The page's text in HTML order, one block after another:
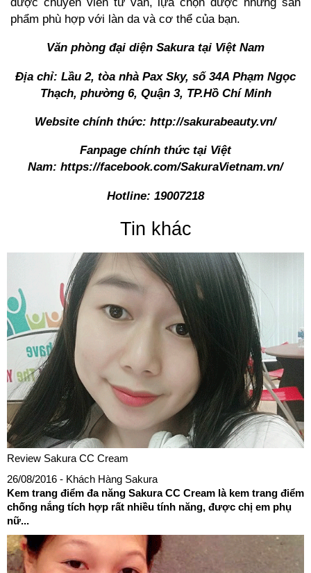
phẩm phù hợp với làn da và cơ thể của bạn.
Văn phòng đại diện Sakura tại Việt Nam
Địa chỉ: Lầu 2, tòa nhà Pax Sky, số 34A Phạm Ngọc
Thạch, phường 6, Quận 3, TP.Hồ Chí Minh
Website chính thức: http://sakurabeauty.vn/
Fanpage chính thức tại Việt
Nam: https://facebook.com/SakuraVietnam.vn/
Hotline: 19007218
Tin khác
Review Sakura CC Cream
26/08/2016 - Khách Hàng Sakura
Kem trang điểm đa năng Sakura CC Cream là kem trang điểm
chống nắng tích hợp rất nhiều tính năng, được chị em phụ
nữ...